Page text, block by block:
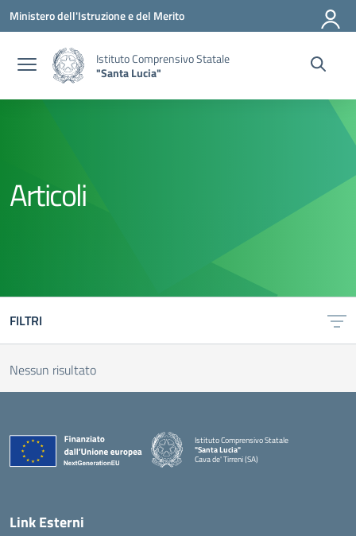
Vai ai contenuti
Vai al menu di navigazione
Vai al footer
Ministero dell'Istruzione e del Merito
Istituto Comprensivo Statale
"Santa Lucia"
Articoli
FILTRI
Nessun risultato
Istituto Comprensivo Statale
"Santa Lucia"
Cava de' Tirreni (SA)
Link Esterni